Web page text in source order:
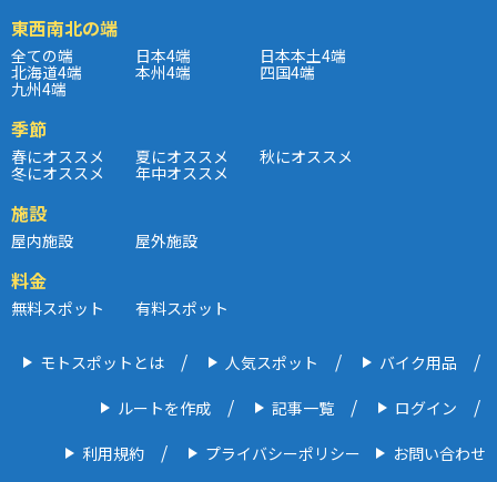
東西南北の端
全ての端 日本4端 日本本土4端
北海道4端 本州4端 四国4端
九州4端
季節
春にオススメ 夏にオススメ 秋にオススメ
冬にオススメ 年中オススメ
施設
屋内施設 屋外施設
料金
無料スポット 有料スポット
モトスポットとは 人気スポット バイク用品
ルートを作成 記事一覧 ログイン
利用規約 プライバシーポリシー お問い合わせ